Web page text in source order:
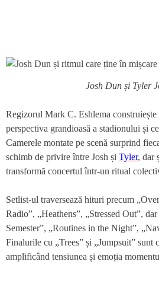
Josh Dun și Tyler
Regizorul Mark C. Eshlema
perspectiva grandioasă a stadionului și
Camerele montate pe scenă surprind
schimb de privire între Josh și Tyler, dar
transformă concertul într-un ritual
Setlist-ul traversează hituri precum
Radio”, „Heathens”, „Stressed Out”,
Semester”, „Routines in the Night”,
Finalurile cu „Trees” și „Jumpsuit” sunt
amplificând tensiunea și emoția